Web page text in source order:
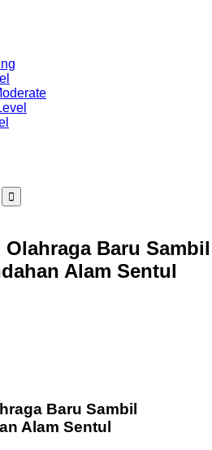
Baru Sambil
Alam Sentul
Baru Sambil
Alam Sentul